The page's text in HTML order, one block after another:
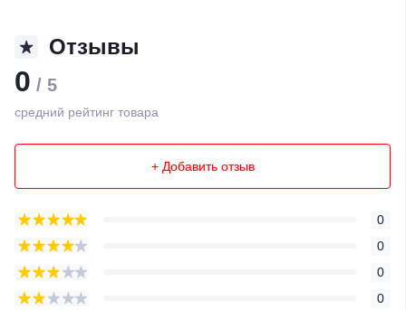
Отзывы
0 / 5
средний рейтинг товара
+ Добавить отзыв
0
0
0
0